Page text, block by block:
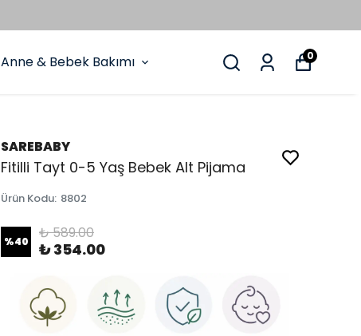
Anne & Bebek Bakımı 0
SAREBABY
Fitilli Tayt 0-5 Yaş Bebek Alt Pijama
Ürün Kodu: 8802
%40 ₺ 589.00
₺ 354.00